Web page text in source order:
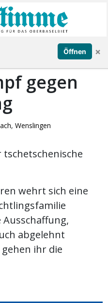
Anmelden
gegen
,Wenslingen
wehrt sich eine
abgelehnt
ihr die
Öffnen ×